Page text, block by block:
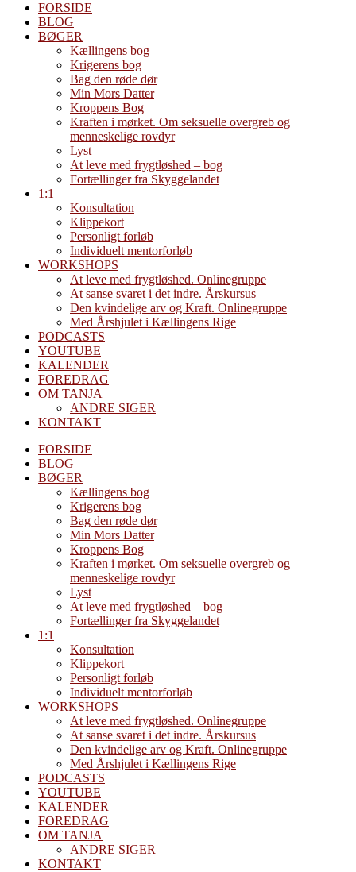
FORSIDE
BLOG
BØGER
Kællingens bog
Krigerens bog
Bag den røde dør
Min Mors Datter
Kroppens Bog
Kraften i mørket. Om seksuelle overgreb og
menneskelige rovdyr
Lyst
At leve med frygtløshed – bog
Fortællinger fra Skyggelandet
1:1
Konsultation
Klippekort
Personligt forløb
Individuelt mentorforløb
WORKSHOPS
At leve med frygtløshed. Onlinegruppe
At sanse svaret i det indre. Årskursus
Den kvindelige arv og Kraft. Onlinegruppe
Med Årshjulet i Kællingens Rige
PODCASTS
YOUTUBE
KALENDER
FOREDRAG
OM TANJA
ANDRE SIGER
KONTAKT
FORSIDE
BLOG
BØGER
Kællingens bog
Krigerens bog
Bag den røde dør
Min Mors Datter
Kroppens Bog
Kraften i mørket. Om seksuelle overgreb og
menneskelige rovdyr
Lyst
At leve med frygtløshed – bog
Fortællinger fra Skyggelandet
1:1
Konsultation
Klippekort
Personligt forløb
Individuelt mentorforløb
WORKSHOPS
At leve med frygtløshed. Onlinegruppe
At sanse svaret i det indre. Årskursus
Den kvindelige arv og Kraft. Onlinegruppe
Med Årshjulet i Kællingens Rige
PODCASTS
YOUTUBE
KALENDER
FOREDRAG
OM TANJA
ANDRE SIGER
KONTAKT